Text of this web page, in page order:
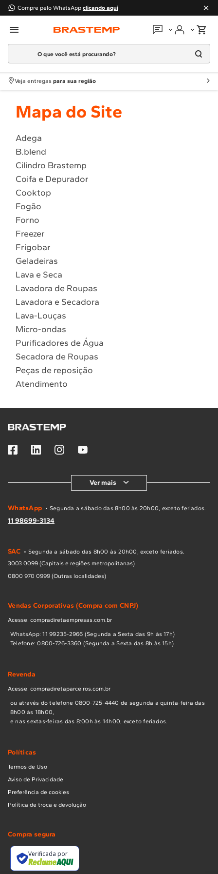
Compre pelo WhatsApp clicando aqui
Em que podemos
Atendimento Brastemp
Localizar assistência técnica
O que você está procurando?
Termos mais buscados
1º Geladeira
2
Fogao
4 º Lava Louça
5 º Cooktop
6º Microondas Brastemp
7º Forno
8º Embutir
9º Lava Seca
Veja entregas para sua região
Mapa do Site
Adega
B.blend
Cilindro Brastemp
Coifa e Depurador
Cooktop
Fogão
Forno
Freezer
Frigobar
Geladeiras
Lava e Seca
Lavadora de Roupas
Lavadora e Secadora
Lava-Louças
Micro-ondas
Purificadores de Água
Secadora de Roupas
Peças de reposição
Atendimento
Ver mais
WhatsApp • Segunda a sábado das 8h00 às 20h00, exceto feriados.
11 98699-3134
SAC • Segunda a sábado das 8h00 às 20h00, exceto feriados.
3003 0099 (Capitais e regiões metropolitanas)
0800 970 0999 (Outras localidades)
Vendas Corporativas (Compra com CNPJ)
Acesse: compradiretaempresas.com.br
WhatsApp: 11 99235-2966 (Segunda a Sexta das 9h às 17h)
Telefone: 0800-726-3360 (Segunda a Sexta das 8h às 15h)
Revenda
Acesse: compradiretaparceiros.com.br
ou através do telefone 0800-725-4440 de segunda a quinta-feira das
8h00 às 18h00,
e nas sextas-feiras das 8:00h às 14h00, exceto feriados.
Políticas
Termos de Uso
Aviso de Privacidade
Preferência de cookies
Política de troca e devolução
Compra segura
Verificada por